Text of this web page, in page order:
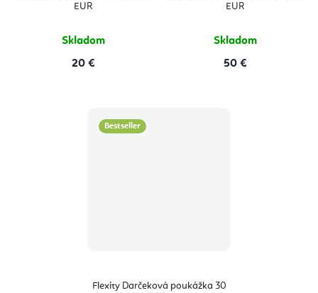
EUR
Skladom
20 €
EUR
Skladom
50 €
Bestseller
Flexity Darčeková poukážka 30